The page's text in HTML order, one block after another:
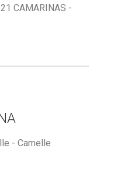
CAMARINAS -
- Camelle